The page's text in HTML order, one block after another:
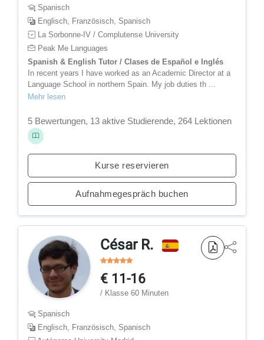
Spanisch
Englisch, Französisch, Spanisch
La Sorbonne-IV / Complutense University
Peak Me Languages
Spanish & English Tutor / Clases de Español e Inglés
In recent years I have worked as an Academic Director at a
Language School in northern Spain. My job duties th ...
Mehr lesen
5 Bewertungen, 13 aktive Studierende, 264 Lektionen
Kurse reservieren
Aufnahmegespräch buchen
César R.
€ 11-16
/ Klasse 60 Minuten
Spanisch
Englisch, Französisch, Spanisch